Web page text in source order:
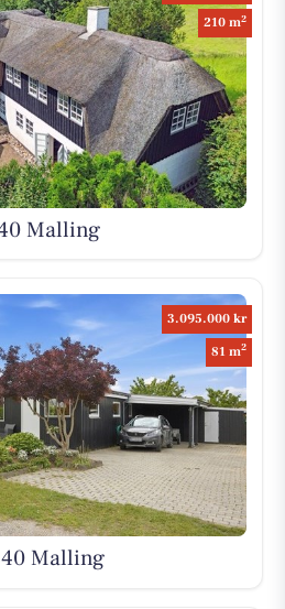
210 m2
Malling
3.095.000 kr
81 m2
Malling